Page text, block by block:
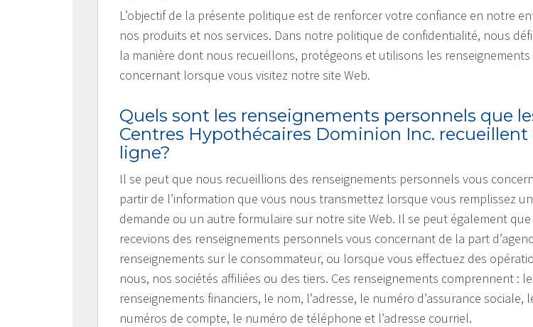
L’objectif de la présente politique est de renforcer votre confiance en notre
nos produits et nos services. Dans notre politique de confidentialité, nous
la manière dont nous recueillons, protégeons et utilisons les renseignements
concernant lorsque vous visitez notre site Web.
Quels sont les renseignements personnels que
Centres Hypothécaires Dominion Inc. recueillent
ligne?
Il se peut que nous recueillions des renseignements personnels vous
partir de l’information que vous nous transmettez lorsque vous remplissez
demande ou un autre formulaire sur notre site Web. Il se peut également
recevions des renseignements personnels vous concernant de la part
renseignements sur le consommateur, ou lorsque vous effectuez des
nous, nos sociétés affiliées ou des tiers. Ces renseignements comprennent :
renseignements financiers, le nom, l’adresse, le numéro d’assurance sociale,
numéros de compte, le numéro de téléphone et l’adresse courriel.